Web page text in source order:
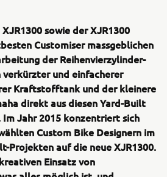
sowie der XJR1300
Customiser massgeblichen
der Reihenvierzylinder-
verkürzter und einfacherer
Kraftstofftank und der kleinere
direkt aus diesen Yard-Built
Jahr 2015 konzentriert sich
Custom Bike Designern im
Projekten auf die neue XJR1300.
Einsatz von